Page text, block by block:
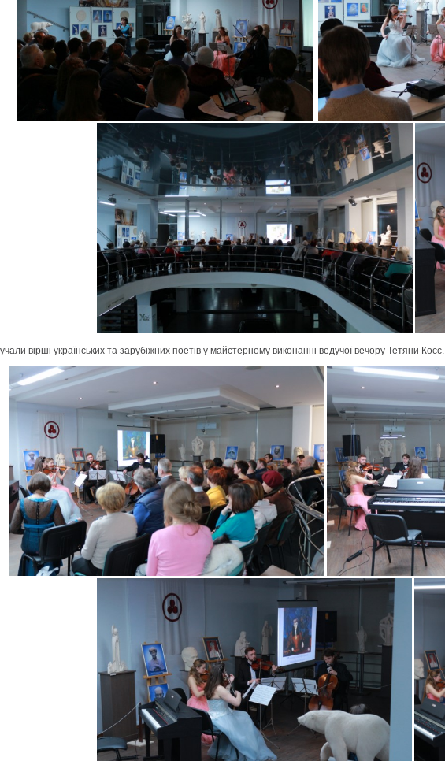
виставки О.Леонова "За
вірші українських та зарубіжних поетів у майстерному виконанні ведучої вечору Тетяни Косс.